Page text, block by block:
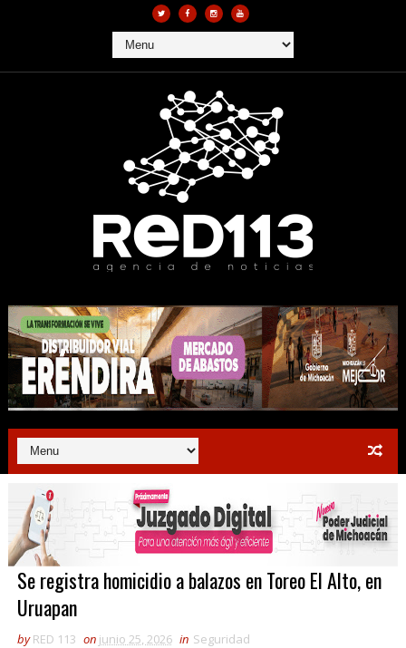
Se registra homicidio a balazos en Toreo El Alto, en
Uruapan
by RED 113 on junio 25, 2026 in Seguridad